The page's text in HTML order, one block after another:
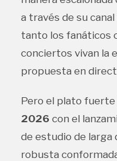
a través de su
tanto los fanáticos
conciertos vivan la
propuesta en
Pero el plato fuerte
2026 con el
de estudio de larga
robusta